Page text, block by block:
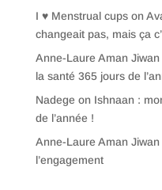
I ♥ Menstrual cupson
changeait pas, mais ça
Anne-Laure Aman Jiwan
la santé 365 jours de
Nadege on Ishnaan :
de l’année !
Anne-Laure Aman Jiwan
l’engagement